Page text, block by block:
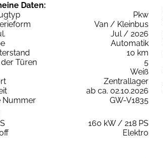
Daten:
Pkw
Van / Kleinbus
Jul / 2026
Automatik
10 km
Türen
5
Weiß
Zentrallager
ab ca. 02.10.2026
Nummer
GW-V1835
160 kW / 218 PS
Elektro